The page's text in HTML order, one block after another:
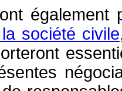
société civile